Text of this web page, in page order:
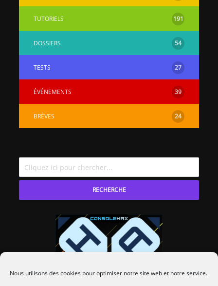
Nous utilisons des cookies pour optimiser notre site web et notre service.
TUTORIELS 191
DOSSIERS 54
TESTS 27
ÉVÉNEMENTS 39
BRÈVES 24
RECHERCHE